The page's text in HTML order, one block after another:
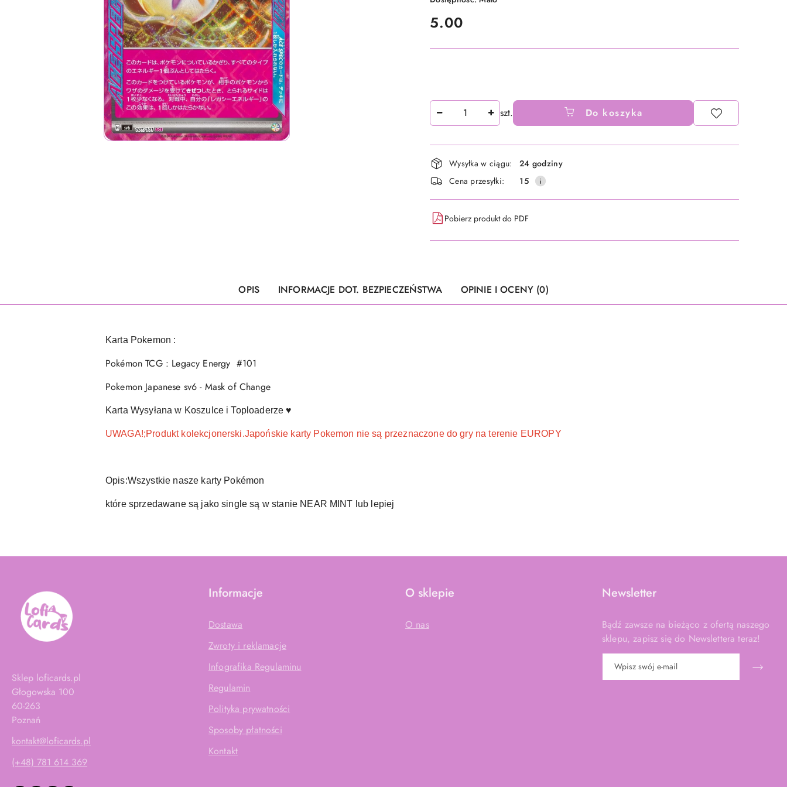
cena:
5.00
Ilość szt. Do koszyka
Dostępność
i
dostawa
Wysyłka w ciągu:
24 godziny
Cena przesyłki:
15
Pobierz produkt do PDF
OPIS INFORMACJE DOT. BEZPIECZEŃSTWA OPINIE I OCENY (0)
Karta Pokemon :
Pokémon TCG : Legacy Energy #101
Pokemon Japanese sv6 - Mask of Change
Karta Wysyłana w Koszulce i Toploaderze ♥
UWAGA!;Produkt kolekcjonerski.Japońskie karty Pokemon nie są przeznaczone do gry na terenie EUROPY
Opis:Wszystkie nasze karty Pokémon
które sprzedawane są jako single są w stanie NEAR MINT lub lepiej
Sklep loficards.pl
Głogowska 100
60-263
Poznań
kontakt@loficards.pl
(+48) 781 614 369
Informacje
Dostawa
Zwroty i reklamacje
Infografika Regulaminu
Regulamin
Polityka prywatności
Sposoby płatności
Kontakt
O sklepie
O nas
Newsletter
Bądź zawsze na bieżąco z ofertą naszego
sklepu, zapisz się do Newslettera teraz!